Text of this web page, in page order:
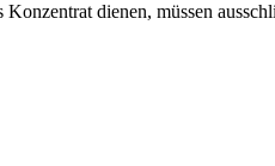
dienen, müssen